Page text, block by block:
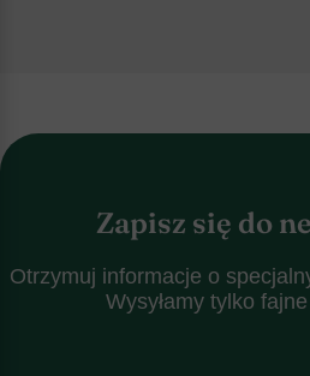
Zapisz się do
Otrzymuj informacje o
Wysyłamy tylko